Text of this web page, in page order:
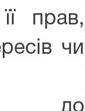
прав,
чи
до